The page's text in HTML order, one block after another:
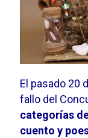
El pasado 20
fallo del
categorías
cuento y